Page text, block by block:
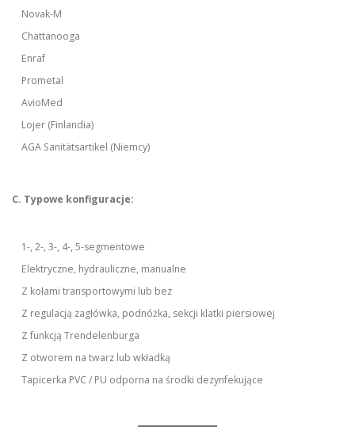
Novak-M
Chattanooga
Enraf
Prometal
AvioMed
Lojer (Finlandia)
AGA Sanitätsartikel (Niemcy)
C. Typowe konfiguracje:
1-, 2-, 3-, 4-, 5-segmentowe
Elektryczne, hydrauliczne, manualne
Z kołami transportowymi lub bez
Z regulacją zagłówka, podnóżka, sekcji klatki piersiowej
Z funkcją Trendelenburga
Z otworem na twarz lub wkładką
Tapicerka PVC / PU odporna na środki dezynfekujące